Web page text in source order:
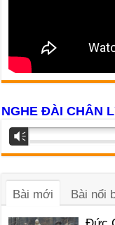
NGHE ĐÀI CHÂN
Trình
phát
âm
Vm
Bài mới Bài nổi